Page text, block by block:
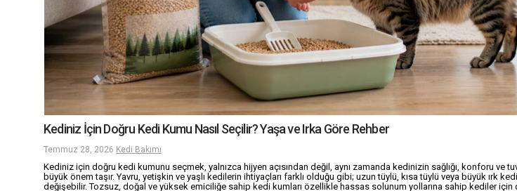
Kediniz İçin Doğru Kedi Kumu Nasıl Seçilir? Yaşa ve Irka Göre Rehber
Temmuz 28, 2026 Kedi Bakımı
Kediniz için doğru kedi kumunu seçmek, yalnızca hijyen açısından değil, aynı zamanda kedinizin sağlığı, konforu ve
büyük önem taşır. Yavru, yetişkin ve yaşlı kedilerin ihtiyaçları farklı olduğu gibi; uzun tüylü, kısa tüylü veya büyük ırk
değişebilir. Tozsuz, doğal ve yüksek emiciliğe sahip kedi kumları özellikle hassas solunum yollarına sahip kediler için